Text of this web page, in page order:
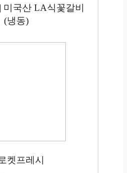
국산 LA식꽃갈비
(냉동)
켓프레시